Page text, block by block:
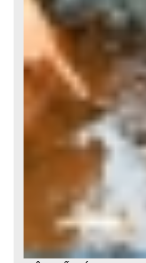
MỘT SỐ CÁCH LỌC